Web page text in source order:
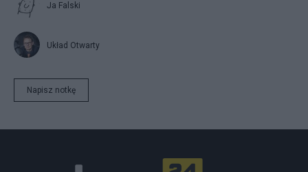
Ja Falski
Układ Otwarty
Napisz notkę